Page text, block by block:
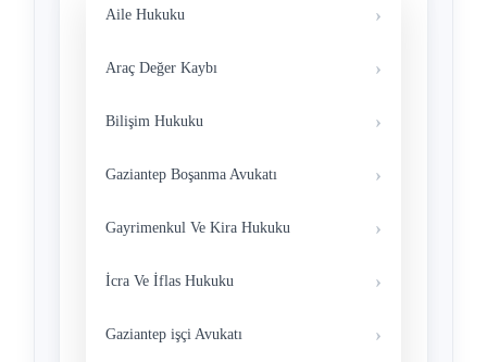
Aile Hukuku
Araç Değer Kaybı
Bilişim Hukuku
Gaziantep Boşanma Avukatı
Gayrimenkul Ve Kira Hukuku
İcra Ve İflas Hukuku
Gaziantep işçi Avukatı